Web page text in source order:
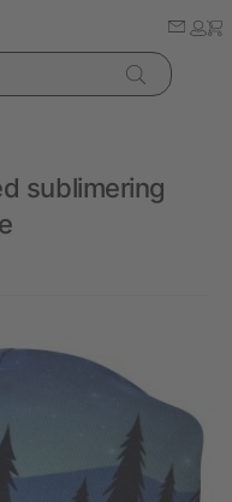
sublimering